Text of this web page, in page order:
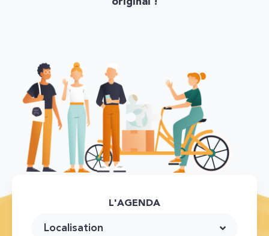
L'AGENDA
Localisation